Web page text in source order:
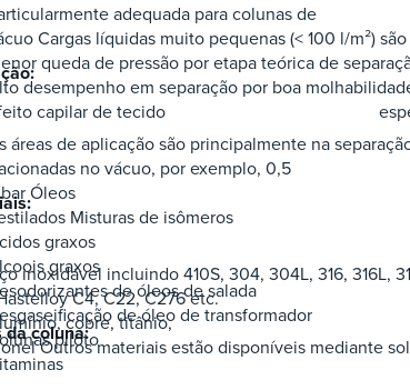
adequada para colunas de
Cargas líquidas muito pequenas (< 100 l/m²)
queda de pressão por etapa teórica de
desempenho em separação por boa
capilar de tecido
áreas de aplicação são principalmente na
no vácuo, por exemplo, 0,5
Óleos
Misturas de isômeros
graxos
graxos
de óleos de salada
de óleo de transformador
piloto
inoxidável incluindo 410S, 304, 304L, 316, 316L,
C4, C22, C276 etc.
cobre, titânio,
Outros materiais estão disponíveis mediante
da coluna: